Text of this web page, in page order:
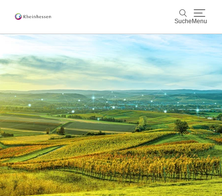
Suche Menu
Wein & Genuss
Aktiv & Natur
Kultur & Städte
Veranstaltungen
Buchung & Service
ShopRheinhessen-Blog Karte